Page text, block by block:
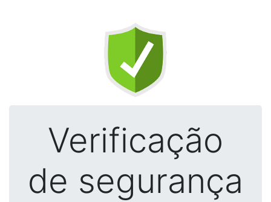
Verificação
de segurança